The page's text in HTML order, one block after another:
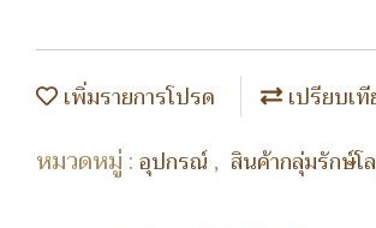
เพิ่มรายการโปรด เปรียบเ
หมวดหมู่ :อุปกรณ์, สินค้ากลุ่มรักษ์โ